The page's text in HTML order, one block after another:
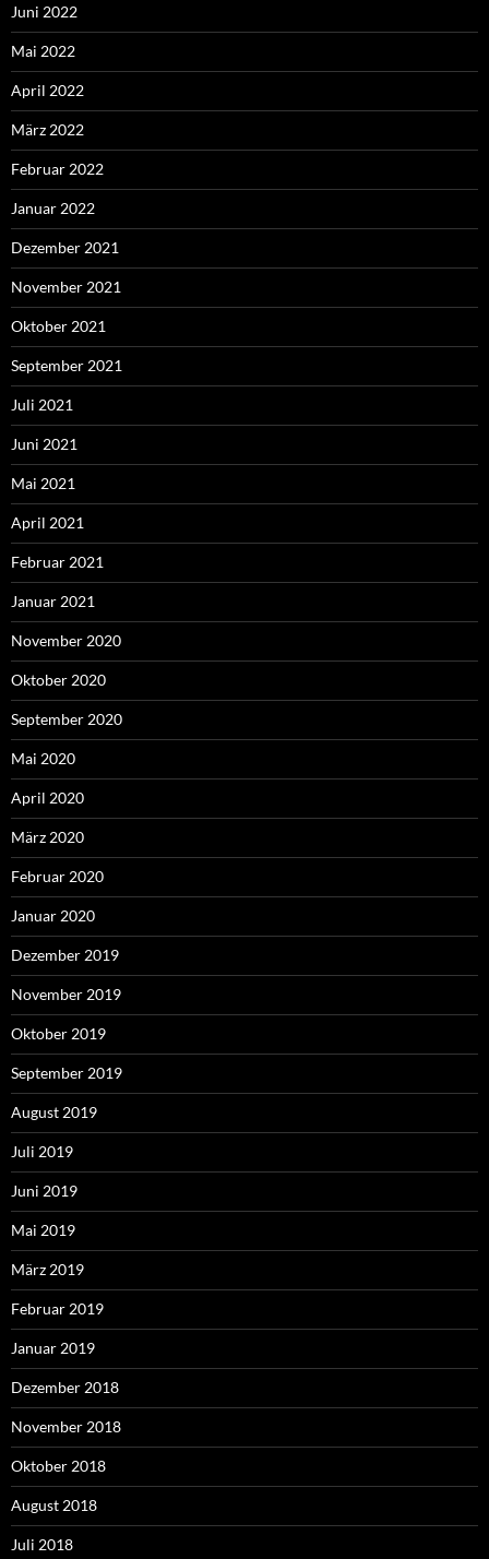
Juni 2022
Mai 2022
April 2022
März 2022
Februar 2022
Januar 2022
Dezember 2021
November 2021
Oktober 2021
September 2021
Juli 2021
Juni 2021
Mai 2021
April 2021
Februar 2021
Januar 2021
November 2020
Oktober 2020
September 2020
Mai 2020
April 2020
März 2020
Februar 2020
Januar 2020
Dezember 2019
November 2019
Oktober 2019
September 2019
August 2019
Juli 2019
Juni 2019
Mai 2019
März 2019
Februar 2019
Januar 2019
Dezember 2018
November 2018
Oktober 2018
August 2018
Juli 2018